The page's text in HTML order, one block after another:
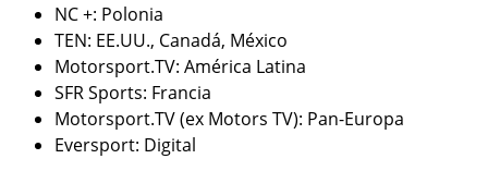
NC +: Polonia
TEN: EE.UU., Canadá, México
Motorsport.TV: América Latina
SFR Sports: Francia
Motorsport.TV (ex Motors TV): Pan-Europa
Eversport: Digital